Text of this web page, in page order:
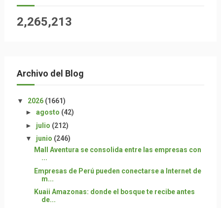
2,265,213
Archivo del Blog
▼ 2026 (1661)
► agosto (42)
► julio (212)
▼ junio (246)
Mall Aventura se consolida entre las empresas con
...
Empresas de Perú pueden conectarse a Internet de
m...
Kuaii Amazonas: donde el bosque te recibe antes
de...